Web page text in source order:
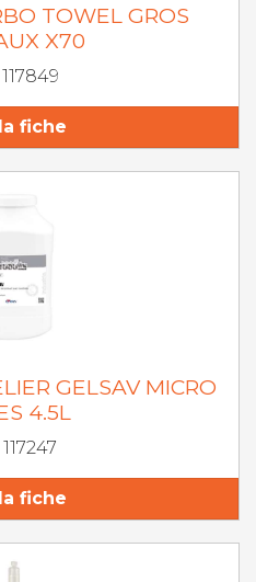
TOWEL GROS
X70
fiche
GELSAV MICRO
4.5L
fiche